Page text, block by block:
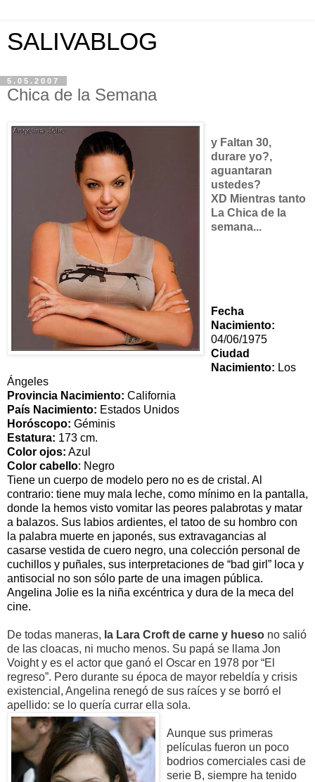
SALIVABLOG
5.05.2007
Chica de la Semana
y Faltan 30,
durare yo?,
aguantaran
ustedes?
XD Mientras tanto
La Chica de la
semana...
Fecha
Nacimiento:
04/06/1975
Ciudad
Nacimiento: Los
Ángeles
Provincia Nacimiento: California
País Nacimiento: Estados Unidos
Horóscopo: Géminis
Estatura: 173 cm.
Color ojos: Azul
Color cabello: Negro
Tiene un cuerpo de modelo pero no es de cristal. Al
contrario: tiene muy mala leche, como mínimo en la pantalla,
donde la hemos visto vomitar las peores palabrotas y matar
a balazos. Sus labios ardientes, el tatoo de su hombro con
la palabra muerte en japonés, sus extravagancias al
casarse vestida de cuero negro, una colección personal de
cuchillos y puñales, sus interpretaciones de “bad girl” loca y
antisocial no son sólo parte de una imagen pública.
Angelina Jolie es la niña excéntrica y dura de la meca del
cine.
De todas maneras, la Lara Croft de carne y hueso no salió
de las cloacas, ni mucho menos. Su papá se llama Jon
Voight y es el actor que ganó el Oscar en 1978 por “El
regreso”. Pero durante su época de mayor rebeldía y crisis
existencial, Angelina renegó de sus raíces y se borró el
apellido: se lo quería currar ella sola.
Aunque sus primeras
películas fueron un poco
bodrios comerciales casi de
serie B, siempre ha tenido